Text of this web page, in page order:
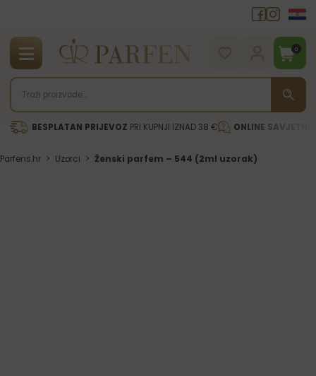
0
BESPLATAN PRIJEVOZ PRI KUPNJI IZNAD 38 € ONLINE
Parfens.hr > Uzorci > Ženski parfem – 544 (2ml uzorak)